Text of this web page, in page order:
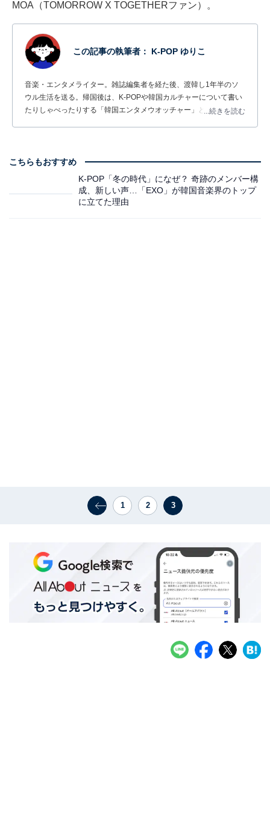
MOA（TOMORROW X TOGETHERファン）。
この記事の執筆者： K-POP ゆりこ
音楽・エンタメライター。雑誌編集者を経た後、渡韓し1年半のソ
ウル生活を送る。帰国後は、K-POPや韓国カルチャーについて書い
たりしゃべったりする「韓国エンタメウオッチャー」として、雑誌
...続きを読む
こちらもおすすめ
K-POP「冬の時代」になぜ？ 奇跡のメンバー構
成、新しい声…「EXO」が韓国音楽界のトップ
に立てた理由
1 2 3